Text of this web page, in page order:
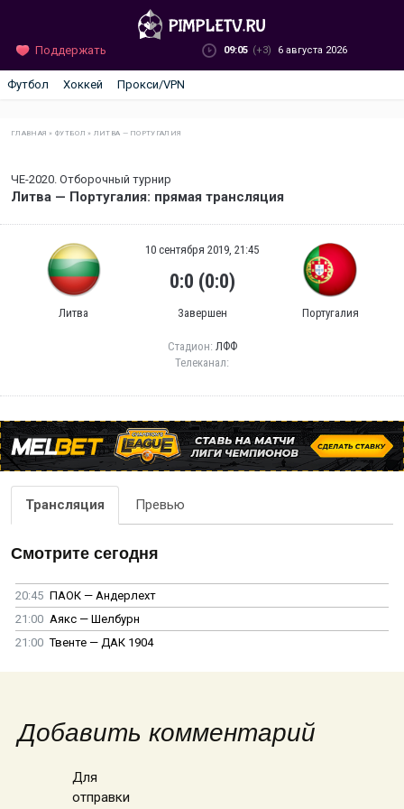
Поддержать 09:05 (+3) 6 августа 2026
Футбол Хоккей Прокси/VPN
ГЛАВНАЯ »ФУТБОЛ » ЛИТВА — ПОРТУГАЛИЯ
ЧЕ-2020. Отборочный турнир
Литва — Португалия: прямая трансляция
Литва
10 сентября 2019, 21:45
0:0 (0:0)
Завершен Португалия
Стадион: ЛФФ
Телеканал:
Трансляция Превью
Смотрите сегодня
20:45 ПАОК — Андерлехт
21:00 Аякс — Шелбурн
21:00 Твенте — ДАК 1904
Добавить комментарий
Для
отправки